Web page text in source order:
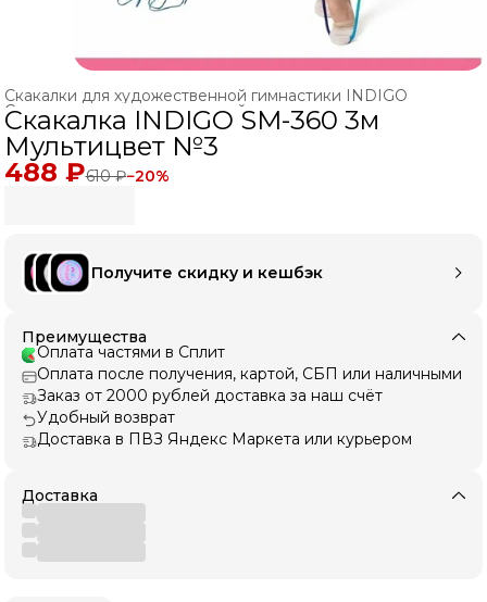
Скакалки для художественной гимнастики INDIGO
Скакалки для художественной гимнастики ›
ХУДОЖЕСТВЕННАЯ ГИМНАСТИКА
Главная ›
Скакалка INDIGO SM-360 3м
Мультицвет №3
488 ₽610 ₽−20%
Получите скидку и кешбэк
Преимущества
Оплата частями в Сплит
Оплата после получения, картой, СБП или наличными
Заказ от 2000 рублей доставка за наш счёт
Удобный возврат
Доставка в ПВЗ Яндекс Маркета или курьером
Доставка